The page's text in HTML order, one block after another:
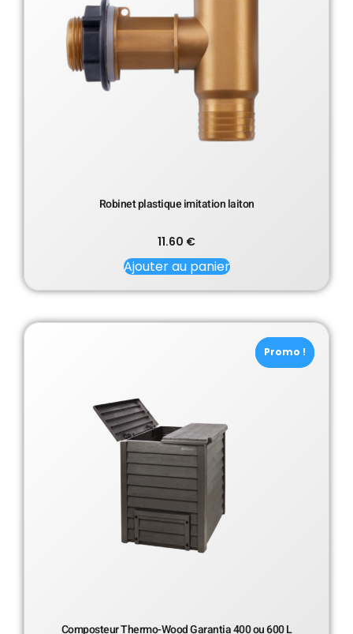
Robinet plastique imitation laiton
11.60 €
Ajouter au panier
Promo !
Promo !
Composteur Thermo-Wood Garantia 400 ou 600 L